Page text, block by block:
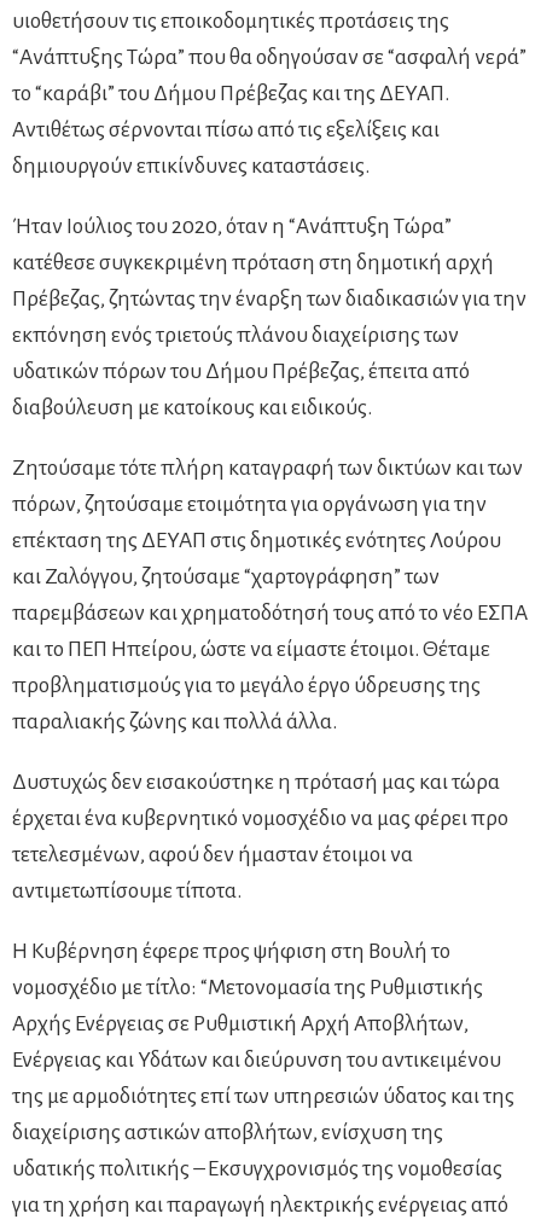
υιοθετήσουν τις εποικοδομητικές προτάσεις της
“Ανάπτυξης Τώρα” που θα οδηγούσαν σε “ασφαλή νερά”
το “καράβι” του Δήμου Πρέβεζας και της ΔΕΥΑΠ.
Αντιθέτως σέρνονται πίσω από τις εξελίξεις και
δημιουργούν επικίνδυνες καταστάσεις.
Ήταν Ιούλιος του 2020, όταν η “Ανάπτυξη Τώρα”
κατέθεσε συγκεκριμένη πρόταση στη δημοτική αρχή
Πρέβεζας, ζητώντας την έναρξη των διαδικασιών για την
εκπόνηση ενός τριετούς πλάνου διαχείρισης των
υδατικών πόρων του Δήμου Πρέβεζας, έπειτα από
διαβούλευση με κατοίκους και ειδικούς.
Ζητούσαμε τότε πλήρη καταγραφή των δικτύων και των
πόρων, ζητούσαμε ετοιμότητα για οργάνωση για την
επέκταση της ΔΕΥΑΠ στις δημοτικές ενότητες Λούρου
και Ζαλόγγου, ζητούσαμε “χαρτογράφηση” των
παρεμβάσεων και χρηματοδότησή τους από το νέο ΕΣΠΑ
και το ΠΕΠ Ηπείρου, ώστε να είμαστε έτοιμοι. Θέταμε
προβληματισμούς για το μεγάλο έργο ύδρευσης της
παραλιακής ζώνης και πολλά άλλα.
Δυστυχώς δεν εισακούστηκε η πρότασή μας και τώρα
έρχεται ένα κυβερνητικό νομοσχέδιο να μας φέρει προ
τετελεσμένων, αφού δεν ήμασταν έτοιμοι να
αντιμετωπίσουμε τίποτα.
Η Κυβέρνηση έφερε προς ψήφιση στη Βουλή το
νομοσχέδιο με τίτλο: “Μετονομασία της Ρυθμιστικής
Αρχής Ενέργειας σε Ρυθμιστική Αρχή Αποβλήτων,
Ενέργειας και Υδάτων και διεύρυνση του αντικειμένου
της με αρμοδιότητες επί των υπηρεσιών ύδατος και της
διαχείρισης αστικών αποβλήτων, ενίσχυση της
υδατικής πολιτικής – Εκσυγχρονισμός της νομοθεσίας
για τη χρήση και παραγωγή ηλεκτρικής ενέργειας από